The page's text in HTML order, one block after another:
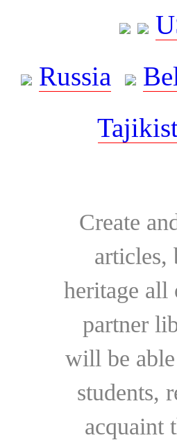
Russia
Create
articles,
heritage
partner
will be
students,
acquaint